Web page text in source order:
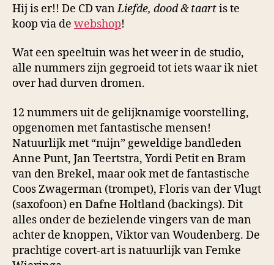
Hij is er!! De CD vanLiefde, dood & taartis te
koop via de webshop!
Wat een speeltuin was het weer in de studio,
alle nummers zijn gegroeid tot iets waar ik niet
over had durven dromen.
12 nummers uit de gelijknamige voorstelling,
opgenomen met fantastische mensen!
Natuurlijk met “mijn” geweldige bandleden
Anne Punt, Jan Teertstra, Yordi Petit en Bram
van den Brekel, maar ook met de fantastische
Coos Zwagerman (trompet), Floris van der Vlugt
(saxofoon) en Dafne Holtland (backings). Dit
alles onder de bezielende vingers van de man
achter de knoppen, Viktor van Woudenberg. De
prachtige covert-art is natuurlijk van Femke